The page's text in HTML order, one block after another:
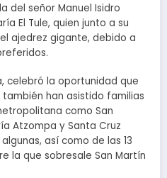
del señor Manuel Isidro
El Tule, quien junto a su
ajedrez gigante, debido a
celebró la oportunidad que
han asistido familias
como San
Atzompa y Santa Cruz
así como de las 13
la que sobresale San Martín